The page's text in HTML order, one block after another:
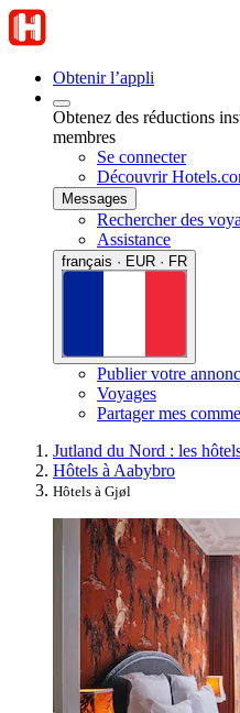
Obtenir l’appli
Obtenez des réductions
membres
Se connecter
Découvrir
Messages
Rechercher des
Assistance
français · EUR · FR
Publier votre
Voyages
Partager mes
Jutland du Nord : les
Hôtels à Aabybro
Hôtels à Gjøl